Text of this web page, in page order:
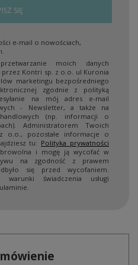
SIĘ
e-mail o nowościach,
moich danych
Kontri sp. z o.o. ul Kuronia
marketingu bezpośredniego
zgodnie z polityką
na mój adres e-mail
- Newsletter, a także na
(np. informacji o
Administratorem Twoich
o.o., pozostałe informacje o
tu: Polityka prywatności
i mogę ją wycofać w
na zgodność z prawem
się przed wycofaniem.
warunki świadczenia usługi